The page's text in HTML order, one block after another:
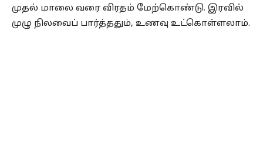
முதல் மாலை வரை விரதம் மேற்கொண்டு. இரவில்
முழு நிலவைப் பார்த்ததும், உணவு உட்கொள்ளலாம்.